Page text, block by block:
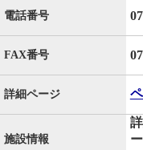
姫路市四郷町明田
電話番号
FAX番号
詳細ページ
施設情報